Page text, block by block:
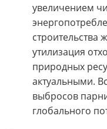
увеличением
строительства
утилизация
природных
актуальными.
выбросов
глобального